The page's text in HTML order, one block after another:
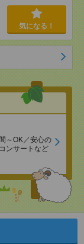
気になる！
～OK／安心の
ンサートなど